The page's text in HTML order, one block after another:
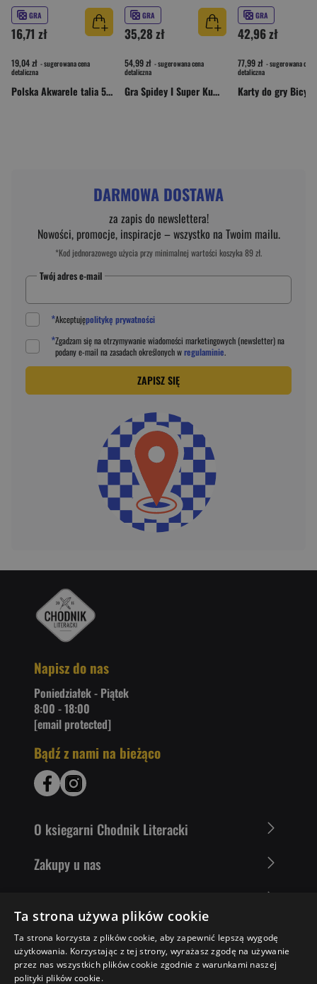
GRA
16,71 zł
19,04 zł - sugerowana cena
detaliczna
Polska Akwarele talia 55 listków
GRA
35,28 zł
54,99 zł - sugerowana cena
detaliczna
Gra Spidey I Super Kumple Domino SHUFFLE
GRA
42,96 zł
77,99 zł - sugerowana cena
detaliczna
DARMOWA DOSTAWA
za zapis do newslettera!
Nowości, promocje, inspiracje – wszystko na Twoim mailu.
*Kod jednorazowego użycia przy minimalnej wartości koszyka 89 zł.
Twój adres e-mail
*Akceptujępolitykę prywatności
*Zgadzam się na otrzymywanie wiadomości marketingowych (newsletter) na
podanye-mail na zasadach określonych wregulaminie.
ZAPISZ SIĘ
Napisz do nas
Poniedziałek - Piątek
8:00 - 18:00
[email protected]
Bądź z nami na bieżąco
O ksiegarni Chodnik Literacki
Zakupy u nas
Literaci polecają
Ta strona używa plików cookie
Ta strona korzysta z plików cookie, aby zapewnić lepszą wygodę
użytkowania. Korzystając z tej strony, wyrażasz zgodę na używanie
przez nas wszystkich plików cookie zgodnie z warunkami naszej
polityki plików cookie.